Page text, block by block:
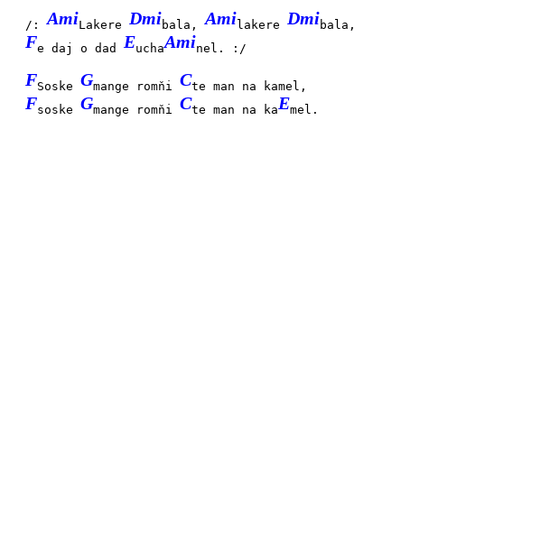
/:AmiLakereDmibala,AmilakereDmibala,
Fe daj o dadEuchaAminel. :/
FSoskeGmange romňiCte man na kamel,
FsoskeGmange romňiCte man na kaEmel.